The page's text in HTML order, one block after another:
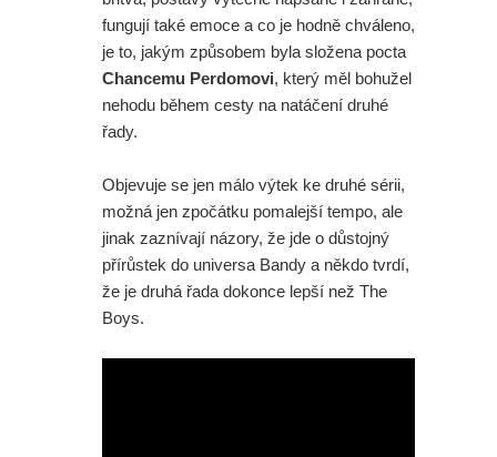
fungují také emoce a co je hodně chváleno,
je to, jakým způsobem byla složena pocta
Chancemu Perdomovi, který měl bohužel
nehodu během cesty na natáčení druhé
řady.
Objevuje se jen málo výtek ke druhé sérii,
možná jen zpočátku pomalejší tempo, ale
jinak zaznívají názory, že jde o důstojný
přírůstek do universa Bandy a někdo tvrdí,
že je druhá řada dokonce lepší než The
Boys.